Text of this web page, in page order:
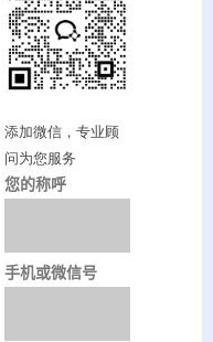
添加微信，专业顾
问为您服务
您的称呼
手机或微信号